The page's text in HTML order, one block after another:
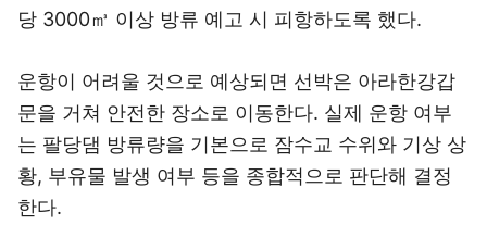
당 3000㎥ 이상 방류 예고 시 피항하도록 했다.
운항이 어려울 것으로 예상되면 선박은 아라한강갑
문을 거쳐 안전한 장소로 이동한다. 실제 운항 여부
는 팔당댐 방류량을 기본으로 잠수교 수위와 기상 상
황, 부유물 발생 여부 등을 종합적으로 판단해 결정
한다.